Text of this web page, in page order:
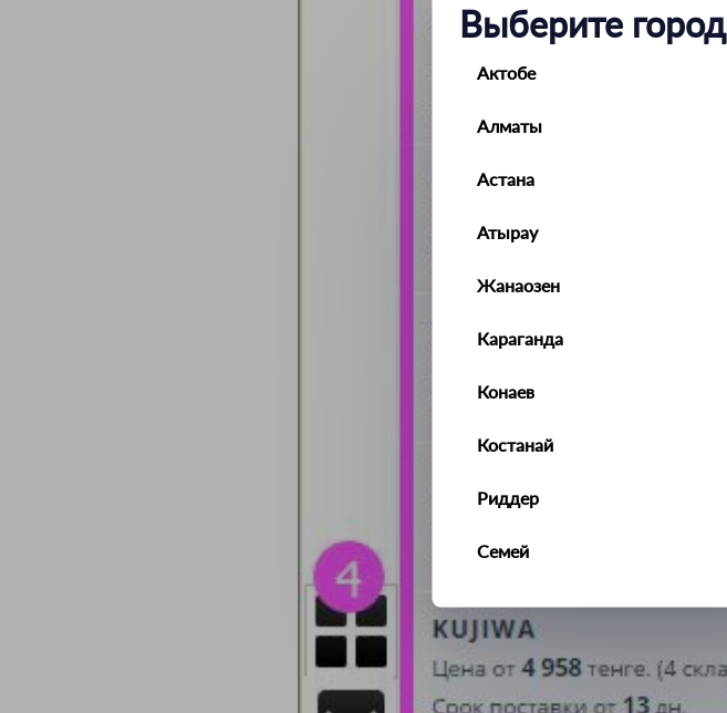
Выберите город
Актобе
Алматы
Астана
Атырау
Жанаозен
Караганда
Конаев
Костанай
Риддер
Семей
Талдыкорган
Уральск